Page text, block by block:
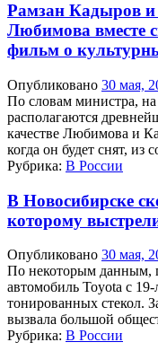
Рамзан Кадыров
Любимова вместе
фильм о
Опубликовано 30 мая,
По словам министра,
располагаются
качестве Любимова и
когда он будет снят, из
Рубрика: В России
В Новосибирске
которому
Опубликовано 30 мая,
По некоторым данным,
автомобиль Toyota с
тонированных стекол.
вызвала большой
Рубрика: В России